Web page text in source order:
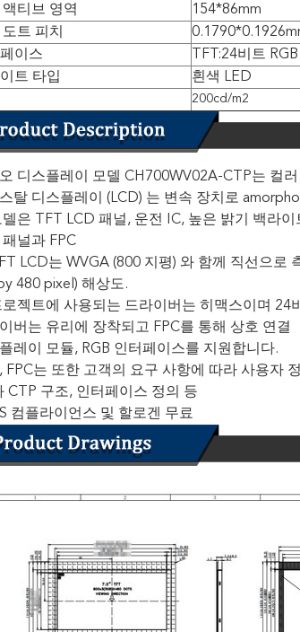
액티브 영역
154*86mm
도트 피치
이스
TFT:24비트
트 타입
흰색 LED
200cd/m2
디스플레이 모델 CH700WV02A-CTP는 컬
탈 디스플레이 (LCD) 는 변속 장치로
델은 TFT LCD 패널, 운전 IC, 높은 밝기 백라이
패널과 FPC
LCD는 WVGA (800 지평) 와 함께 직선으로
480 pixel) 해상도.
로젝트에 사용되는 드라이버는 히맥스이며 24
버는 유리에 장착되고 FPC를 통해 상호 연결
레이 모듈, RGB 인터페이스를 지원합니다.
FPC는 또한 고객의 요구 사항에 따라 사용자
CTP 구조, 인터페이스 정의 등
컴플라이언스 및 할로겐 무료